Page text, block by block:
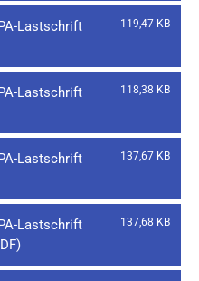
Lastschrift
119,47 KB
Lastschrift
118,38 KB
Lastschrift
137,67 KB
Lastschrift
137,68 KB